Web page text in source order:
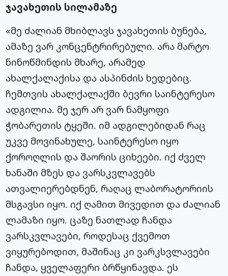
ჯავახეთის სილამაზე
«მე ძალიან მხიბლავს ჯავახეთის ბუნება,
ამაზე ვარ კონცენტრირებული. არა მარტო
ნინოწმინდის მხარე, არამედ
ახალქალაქისა და ასპინძის ხედებიც.
ჩემთვის ახალქალაქში ბევრი საინტერესო
ადგილია. მე ჯერ არ ვარ ნამყოფი
ჭობარეთის ტყეში. იმ ადგილებიდან რაც
უკვე მოვინახულე, საინტერესო იყო
ქოროღლის და შაორის ციხეები. იქ ძველ
ხანაში მზეს და ვარსკვლავებს
ათვალიერებდნენ, რაღაც ლაბორატორიის
მსგავსი იყო. იქ ღამით მივედით და ძალიან
ლამაზი იყო. ცაზე ნათლად ჩანდა
ვარსკვლავები, როდესაც ქვემოთ
ვიყურებოდით, მაშინაც კი ვარკსვლავები
ჩანდა, ყველაფერი ბრწყინავდა. ეს